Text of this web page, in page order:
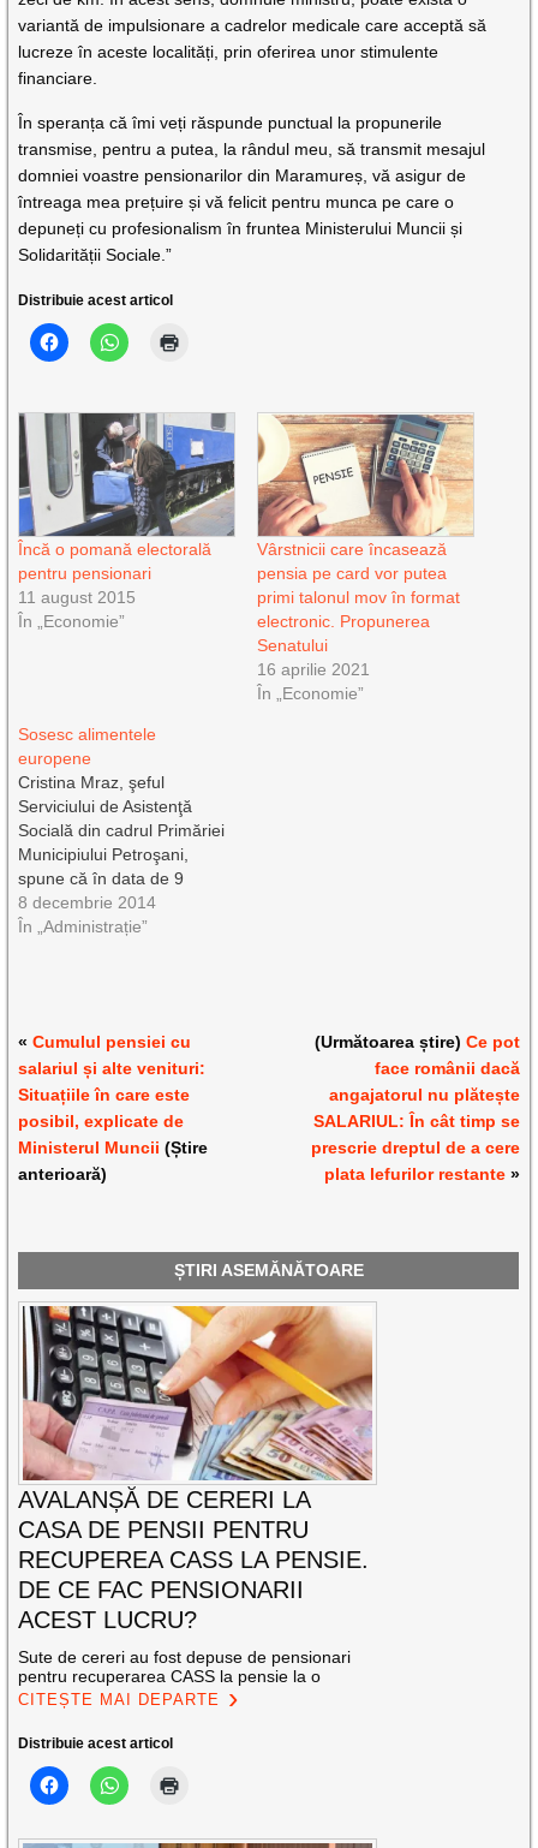
variantă de impulsionare a cadrelor medicale care acceptă să
lucreze în aceste localități, prin oferirea unor stimulente
financiare.
În speranța că îmi veți răspunde punctual la propunerile
transmise, pentru a putea, la rândul meu, să transmit mesajul
domniei voastre pensionarilor din Maramureș, vă asigur de
întreaga mea prețuire și vă felicit pentru munca pe care o
depuneți cu profesionalism în fruntea Ministerului Muncii și
Solidarității Sociale.”
Distribuie acest articol
Încă o pomană electorală
pentru pensionari
11 august 2015
În „Economie”
Vârstnicii care încasează
pensia pe card vor putea
primi talonul mov în format
electronic. Propunerea
Senatului
16 aprilie 2021
În „Economie”
Sosesc alimentele
europene
Cristina Mraz, şeful
Serviciului de Asistenţă
Socială din cadrul Primăriei
Municipiului Petroşani,
spune că în data de 9
decembrie vine primul
transport cu alimente
de aceste alimente cei care
au primit…
8 decembrie 2014
În „Administrație”
«Cumulul pensiei cu
salariul și alte venituri:
Situațiile în care este
posibil, explicate de
Ministerul Muncii (Știre
anterioară)
(Următoarea știre) Ce pot
face românii dacă
angajatorul nu plătește
SALARIUL: În cât timp se
prescrie dreptul de a cere
plata lefurilor restante»
ȘTIRI ASEMĂNĂTOARE
AVALANȘĂ DE CERERI LA
CASA DE PENSII PENTRU
RECUPEREA CASS LA PENSIE.
DE CE FAC PENSIONARII
ACEST LUCRU?
Sute de cereri au fost depuse de pensionari
pentru recuperarea CASS la pensie la o
CITEȘTE MAI DEPARTE
Distribuie acest articol